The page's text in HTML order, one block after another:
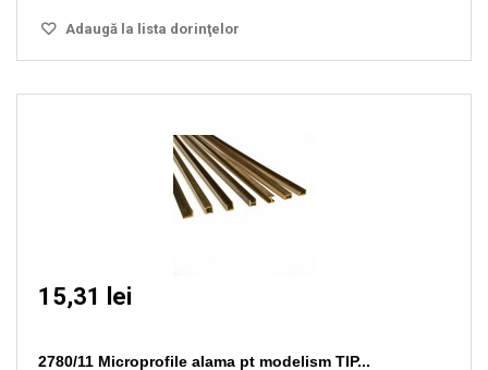
Adaugă la lista dorinţelor
15,31 lei
2780/11 Microprofile alama pt modelism TIP...